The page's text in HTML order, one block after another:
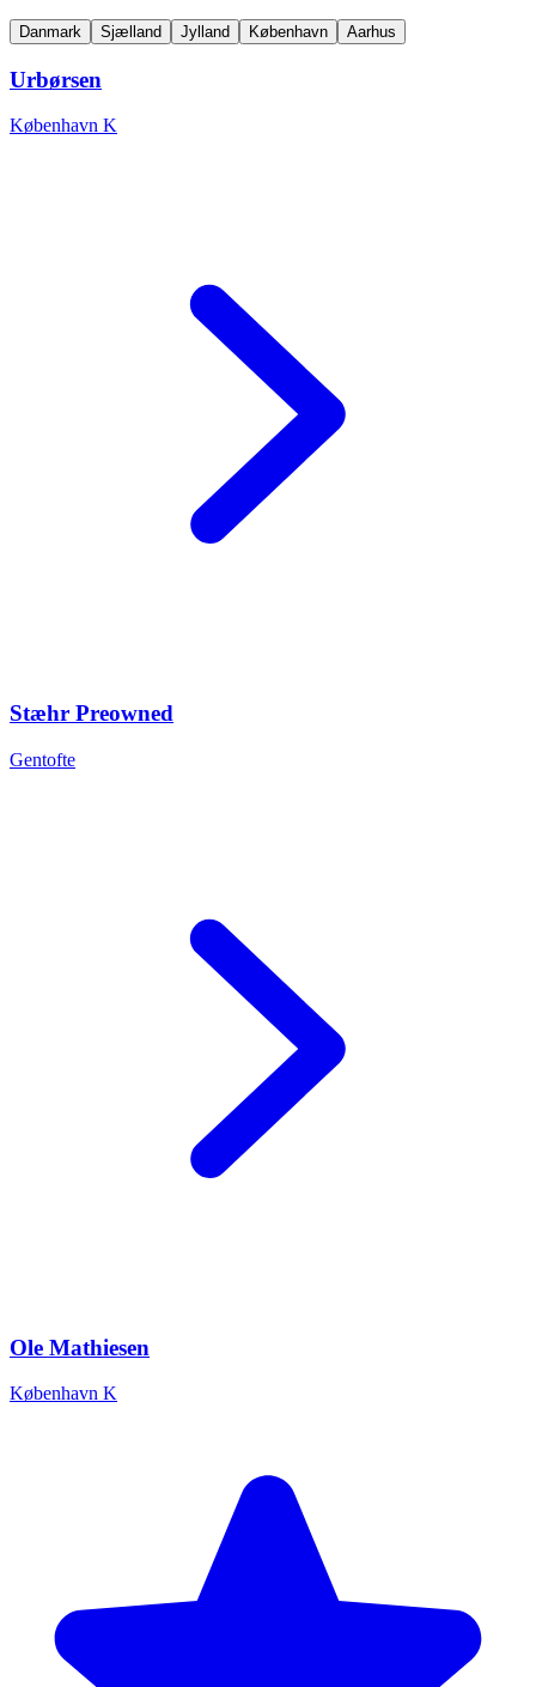
Danmark Sjælland Jylland København Aarhus
Urbørsen
København K
Stæhr Preowned
Gentofte
Ole Mathiesen
København K